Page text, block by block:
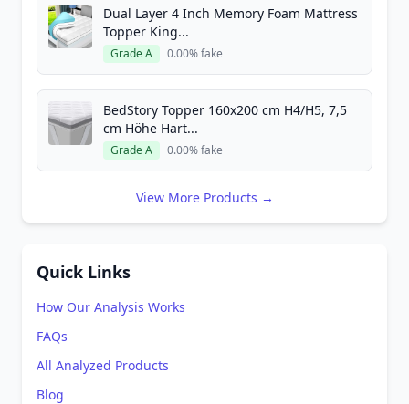
Dual Layer 4 Inch Memory Foam Mattress
Topper King...
Grade A 0.00% fake
BedStory Topper 160x200 cm H4/H5, 7,5
cm Höhe Hart...
Grade A 0.00% fake
View More Products →
Quick Links
How Our Analysis Works
FAQs
All Analyzed Products
Blog